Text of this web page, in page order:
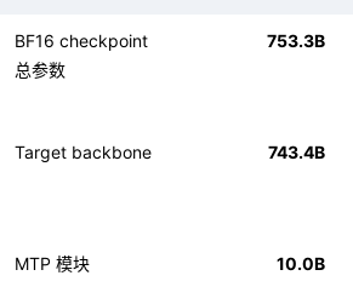
BF16 checkpoint
总参数
753.3B
Target backbone 743.4B
MTP 模块 10.0B